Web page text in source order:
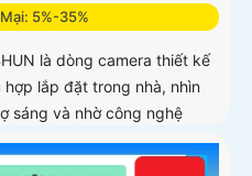
5%-35%
là dòng camera thiết kế
lắp đặt trong nhà, nhìn
sáng và nhờ công nghệ
AI giúp nhận diện người và